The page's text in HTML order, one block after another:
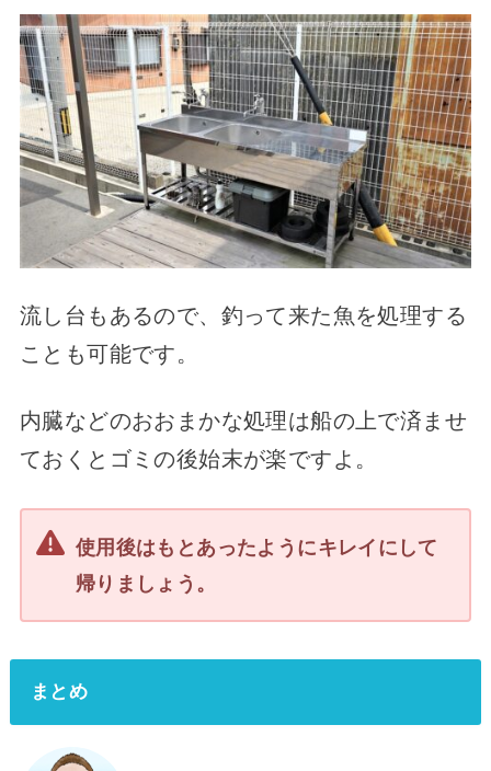
流し台もあるので、釣って来た魚を処理する
ことも可能です。
内臓などのおおまかな処理は船の上で済ませ
ておくとゴミの後始末が楽ですよ。
使用後はもとあったようにキレイにして
帰りましょう。
まとめ